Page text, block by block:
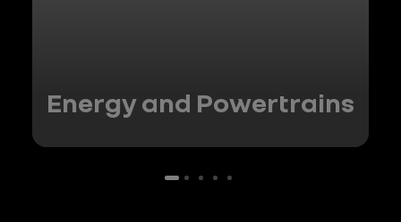
Energy and Powertrains